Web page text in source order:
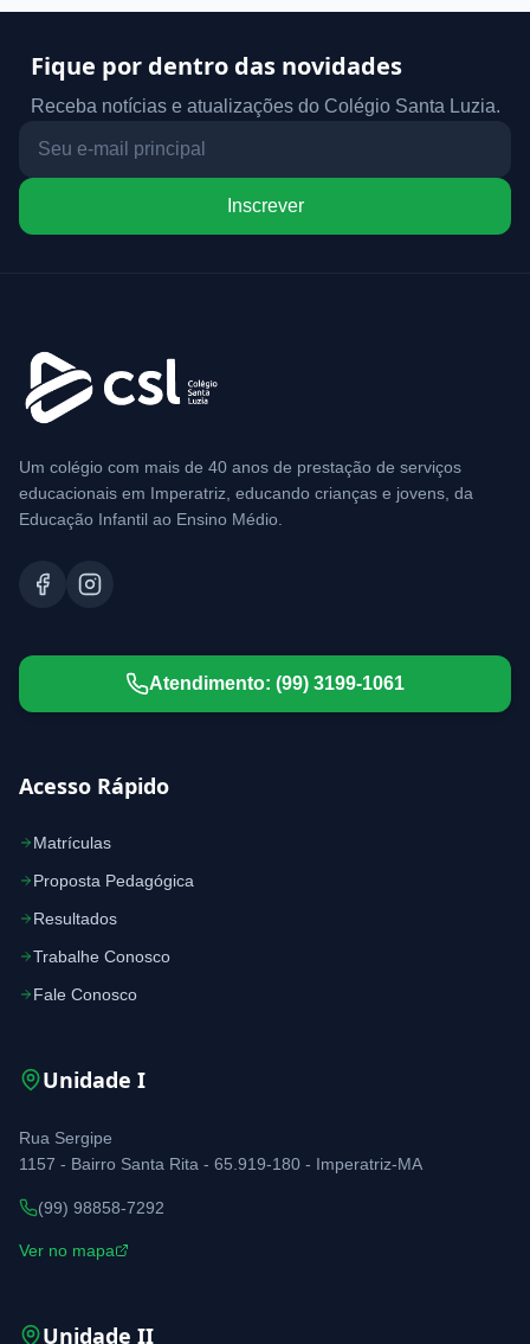
Fique por dentro das novidades
Receba notícias e atualizações do Colégio Santa Luzia.
Inscrever
Um colégio com mais de 40 anos de prestação de serviços
educacionais em Imperatriz, educando crianças e jovens, da
Educação Infantil ao Ensino Médio.
Atendimento: (99) 3199-1061
Acesso Rápido
Matrículas
Proposta Pedagógica
Resultados
Trabalhe Conosco
Fale Conosco
Unidade I
Rua Sergipe
1157 - Bairro Santa Rita - 65.919-180 - Imperatriz-MA
(99) 98858-7292
Ver no mapa
Unidade II